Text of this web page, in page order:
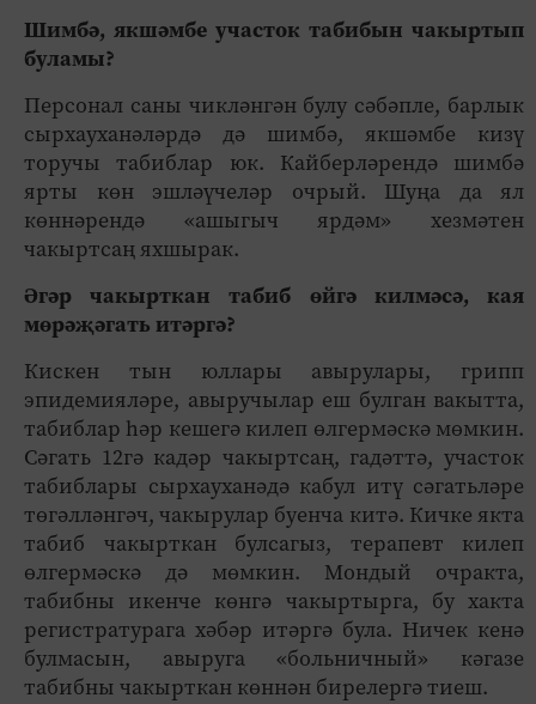
Шимбә, якшәмбе участок табибын чакыртып
буламы?
Персонал саны чикләнгән булу сәбәпле, барлык
сырхауханәләрдә дә шимбә, якшәмбе кизү
торучы табиблар юк. Кайберләрендә шимбә
ярты көн эшләүчеләр очрый. Шуңа да ял
көннәрендә «ашыгыч ярдәм» хезмәтен
чакыртсаң яхшырак.
Әгәр чакырткан табиб өйгә килмәсә, кая
мөрәҗәгать итәргә?
Кискен тын юллары авырулары, грипп
эпидемияләре, авыручылар еш булган вакытта,
табиблар һәр кешегә килеп өлгермәскә мөмкин.
Сәгать 12гә кадәр чакыртсаң, гадәттә, участок
табиблары сырхауханәдә кабул итү сәгатьләре
төгәлләнгәч, чакырулар буенча китә. Кичке якта
табиб чакырткан булсагыз, терапевт килеп
өлгермәскә дә мөмкин. Мондый очракта,
табибны икенче көнгә чакыртырга, бу хакта
регистратурага хәбәр итәргә була. Ничек кенә
булмасын, авыруга «больничный» кәгазе
табибны чакырткан көннән бирелергә тиеш.